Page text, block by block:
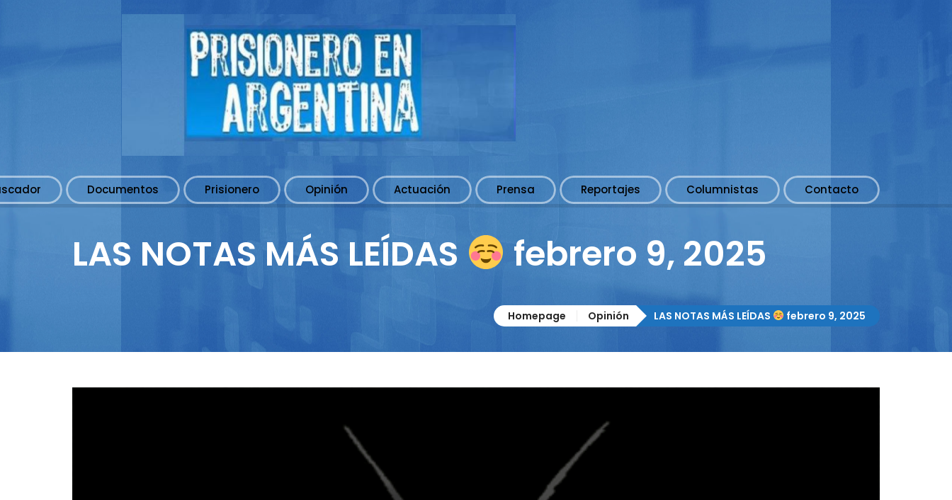
Documentos Prisionero Opinión Actuación Prensa Reportajes Columnistas Contacto
LAS NOTAS MÁS LEÍDAS febrero 9, 2025
Homepage Opinión LAS NOTAS MÁS LEÍDAS febrero 9, 2025